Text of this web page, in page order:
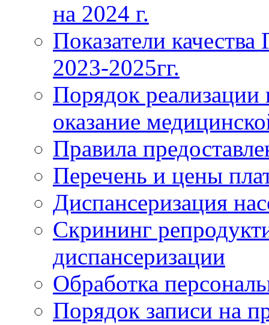
на 2024 г.
Показатели
2023-2025гг.
Порядок реализации
оказание
Правила
Перечень и цены
Диспансеризация
Скрининг
диспансеризации
Обработка
Порядок записи на